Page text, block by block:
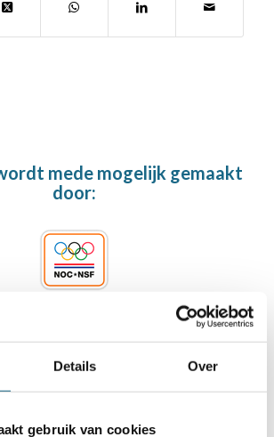
Details Over
gebruik van cookies
mede mogelijk gemaakt
door: